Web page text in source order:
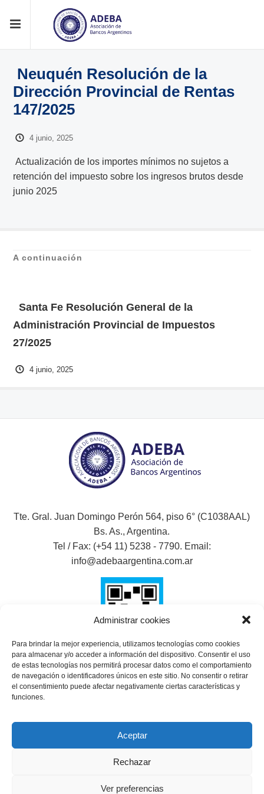
Administrar cookies
Para brindar la mejor experiencia, utilizamos tecnologías como cookies
para almacenar y/o acceder a información del dispositivo. Consentir el uso
de estas tecnologías nos permitirá procesar datos como el comportamiento
de navegación o identificadores únicos en este sitio. No consentir o retirar
el consentimiento puede afectar negativamente ciertas características y
funciones.
Aceptar
Rechazar
Ver preferencias
Neuquén Resolución de la
Dirección Provincial de Rentas
147/2025
4 junio, 2025
Actualización de los importes mínimos no sujetos a
retención del impuesto sobre los ingresos brutos desde
junio 2025
A continuación
Santa Fe Resolución General de la
Administración Provincial de Impuestos
27/2025
4 junio, 2025
Tte. Gral. Juan Domingo Perón 564, piso 6° (C1038AAL)
Bs. As., Argentina.
Tel / Fax: (+54 11) 5238 - 7790. Email:
info@adebaargentina.com.ar
SHARE THIS SELECTION